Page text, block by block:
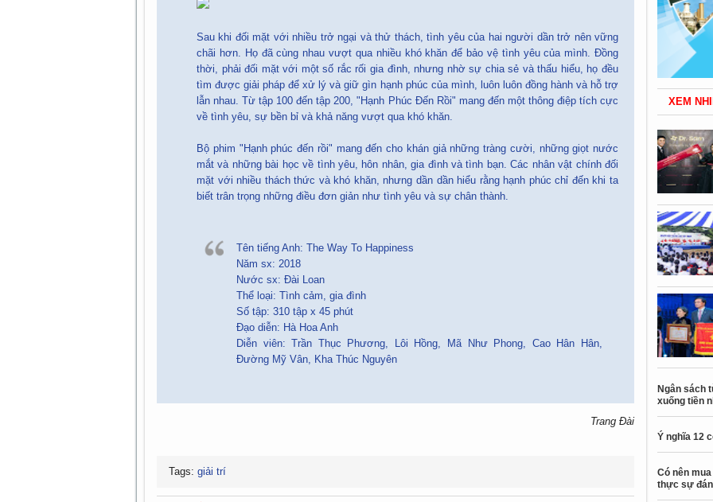
Sau khi đối mặt với nhiều trở ngại và thử thách, tình yêu của hai người dần trở nên vững
chãi hơn. Họ đã cùng nhau vượt qua nhiều khó khăn để bảo vệ tình yêu của mình. Đồng
thời, phải đối mặt với một số rắc rối gia đình, nhưng nhờ sự chia sẻ và thấu hiểu, họ đều
tìm được giải pháp để xử lý và giữ gìn hạnh phúc của mình, luôn luôn đồng hành và hỗ trợ
lẫn nhau. Từ tập 100 đến tập 200, "Hạnh Phúc Đến Rồi" mang đến một thông điệp tích cực
về tình yêu, sự bền bỉ và khả năng vượt qua khó khăn.
Bộ phim "Hạnh phúc đến rồi" mang đến cho khán giả những tràng cười, những giọt nước
mắt và những bài học về tình yêu, hôn nhân, gia đình và tình bạn. Các nhân vật chính đối
mặt với nhiều thách thức và khó khăn, nhưng dần dần hiểu rằng hạnh phúc chỉ đến khi ta
biết trân trọng những điều đơn giản như tình yêu và sự chân thành.
Tên tiếng Anh: The Way To Happiness
Năm sx: 2018
Nước sx: Đài Loan
Thể loại: Tình cảm, gia đình
Số tập: 310 tập x 45 phút
Đạo diễn: Hà Hoa Anh
Diễn viên: Trần Thục Phương, Lôi Hồng, Mã Như Phong, Cao Hân Hân,
Đường Mỹ Vân, Kha Thúc Nguyên
Trang Đài
Tags: giải trí
XEM
Ngân sách
xuống tiền
Ý nghĩa 12
Có nên
thực sự